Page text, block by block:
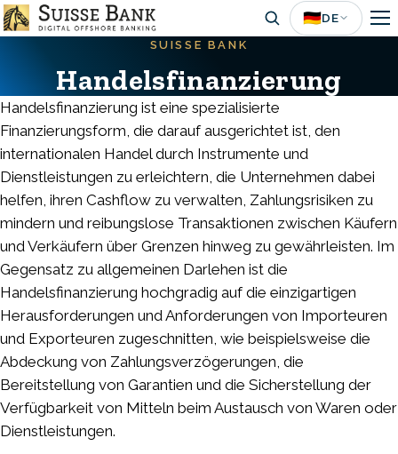
Skip
to
🇩🇪DE
SUISSE BANK
Handelsfinanzierung
Handelsfinanzierung ist eine spezialisierte
Finanzierungsform, die darauf ausgerichtet ist, den
internationalen Handel durch Instrumente und
Dienstleistungen zu erleichtern, die Unternehmen dabei
helfen, ihren Cashflow zu verwalten, Zahlungsrisiken zu
mindern und reibungslose Transaktionen zwischen Käufern
und Verkäufern über Grenzen hinweg zu gewährleisten. Im
Gegensatz zu allgemeinen Darlehen ist die
Handelsfinanzierung hochgradig auf die einzigartigen
Herausforderungen und Anforderungen von Importeuren
und Exporteuren zugeschnitten, wie beispielsweise die
Abdeckung von Zahlungsverzögerungen, die
Bereitstellung von Garantien und die Sicherstellung der
Verfügbarkeit von Mitteln beim Austausch von Waren oder
Dienstleistungen.